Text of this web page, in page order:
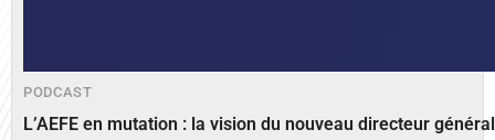
PODCAST
L’AEFE en mutation : la vision du nouveau directeur